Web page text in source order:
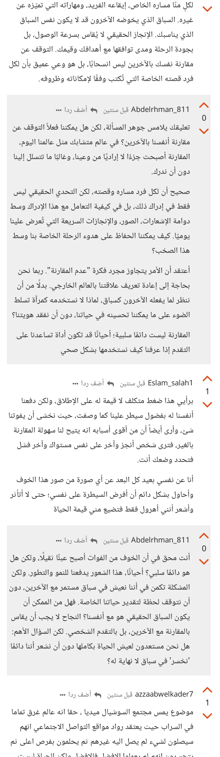
لكلٍ منّا مساره الخاص، إيقاعه الفريد، ومهاراته التي تميّزه عن
غيره. السباق الذي يخوضه الآخرون قد لا يكون نفس السباق
الذي يناسبك. الإنجاز الحقيقي لا يُقاس بسرعة الوصول، بل
بجودة الرحلة ومدى توافقها مع أهدافك وقيمك. التوقف عن
مقارنة نفسك بالآخرين ليس انسحابًا، بل هو وعي عميق بأن لكل
فرد قصته الخاصة التي تُكتب وفقًا لإمكاناته وظروفه.
0
Abdelrhman_811 قبل سنتين أضف ردا
تعليقك يلامس جوهر المسألة، لكن هل يمكننا فعلاً التوقف عن
مقارنة أنفسنا بالآخرين؟ في عالم متشابك مثل عالمنا اليوم،
المقارنة أصبحت جزءًا لا إراديًا من وعينا، وغالبًا ما تتسلل إلينا
دون أن ندرك.
صحيح أن لكل فرد مساره وقصته، لكن التحدي الحقيقي ليس
فقط في إدراك ذلك، بل في كيفية التعامل مع هذا الإدراك وسط
دوامة الإشعارات، الصور، والإنجازات السريعة التي تُعرض علينا
يوميًا. كيف يمكننا الحفاظ على هدوء الرحلة الخاصة بنا وسط
هذا الصخب؟
أعتقد أن الأمر يتجاوز مجرد فكرة "عدم المقارنة". ربما نحن
بحاجة إلى إعادة تعريف علاقتنا بالعالم الخارجي. بدلًا من أن
ننظر لما يفعله الآخرون كسباق، لماذا لا نستخدمه كمرآة تسلط
الضوء على ما يمكننا تحسينه في حياتنا، دون أن نفقد هويتنا؟
المقارنة ليست دائمًا سلبية؛ أحيانًا قد تكون أداة تساعدنا على
التقدم إذا عرفنا كيف نستخدمها بشكل صحي
1
Eslam_salah1 قبل سنتين أضف ردا
برأيي هذا ضغط متكلف لا قيمة له على الإطلاق، ولكن دفعنا
أنفسنا له بفضول سيطر علينا كما وصفت، حيث نخشى أن يفوتنا
شئ، وأرى أيضاً أن من أقوى أسبابه انه يتيح لنا سهولة المقارنة
بالغير، فترى شخص أنجز وآخر على نفس مستواك وآخر فشل
فتحدد وضعك أنت.
أنا عن نفسي بعيد كل البعد عن أي صورة من صور هذا الخوف
وأحاول بشكل دائم أن أفرض السيطرة على نفسي؛ حتى لا أتأثر
وأشعر أنني أهرول فقط فتضيع مني قيمة الحياة
0
Abdelrhman_811 قبل سنتين أضف ردا
أنت محق في أن الخوف من الفوات أصبح عبئًا ثقيلًا، ولكن هل
هو دائمًا سلبي؟ أحيانًا، هذا الشعور يدفعنا للنمو والتطور. ولكن
المشكلة تكمن في أننا نعيش في سباق مستمر مع الآخرين، دون
أن نتوقف لحظة لتقدير حياتنا الخاصة. فهل من الممكن أن
يكون السباق الحقيقي هو مع أنفسنا؟ النجاح لا يجب أن يقاس
بالمقارنة مع الآخرين، بل بالتقدم الشخصي. لكن السؤال الأهم:
هل نحن مستعدون لعيش الحياة بكاملها دون أن نشعر أننا دائمًا
'نخسر' في سباق لا نهاية له؟
1
azzaabwelkader7 قبل سنتين أضف ردا
موضوع يمس مجتمع السوشيال ميديا ، حقا انه عالم غرق تماما
في السراب حيث يعتقد رواد مواقع التواصل الاجتماعي انهم
سيصلون لشيء لم يصل اليه غيرهم ثم يحلمون بفرص اعلى ثم